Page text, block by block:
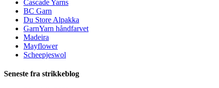
Cascade Yarns
BC Garn
Du Store Alpakka
GarnYarn håndfarvet
Madeira
Mayflower
Scheepjeswol
Seneste fra strikkeblog